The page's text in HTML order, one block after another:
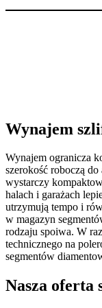
Wynajem
Wynajem ogranicza
szerokość roboczą
wystarczy
halach i garażach
utrzymują tempo i
w magazyn
rodzaju spoiwa. W
technicznego na
segmentów
Nasza oferta